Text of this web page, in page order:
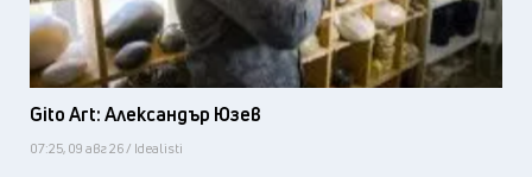
Gito Art: Александър Юзев
07:25, 09 авг 26 / Idealisti